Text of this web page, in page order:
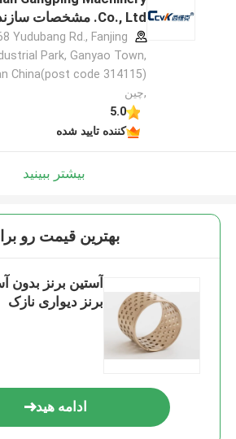
Co., Ltd. مشخصات سازنده
Yudubang Rd., Fanjing
Park, Ganyao Town,
China(post code 314115)
,چین
5.0
کننده تایید شده
بیشتر ببینید
بهترين قيمت رو
آستین برنز بدون
برنز دیواری نازک
ادامه هید